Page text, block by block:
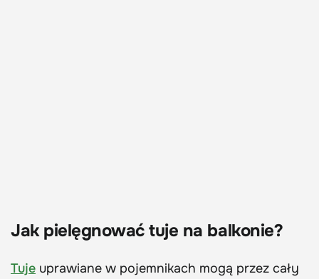
Jak pielęgnować tuje na balkonie?
Tuje uprawiane w pojemnikach mogą przez cały